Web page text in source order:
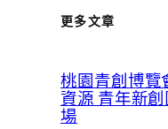
更多文章
桃園青創博覽
資源 青年新
場